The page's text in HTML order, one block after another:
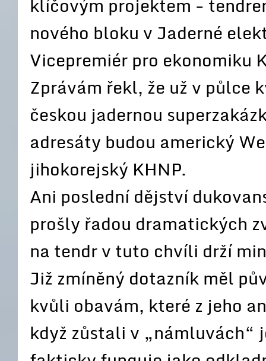
nového bloku v Jaderné
Vicepremiér pro ekonomiku
Zprávám řekl, že už v půlce
českou jadernou
adresáty budou americký
jihokorejský KHNP.
Ani poslední dějství
prošly řadou dramatických
na tendr v tuto chvíli drží
Již zmíněný dotazník měl
kvůli obavám, které z jeho
když zůstali v „námluvách“